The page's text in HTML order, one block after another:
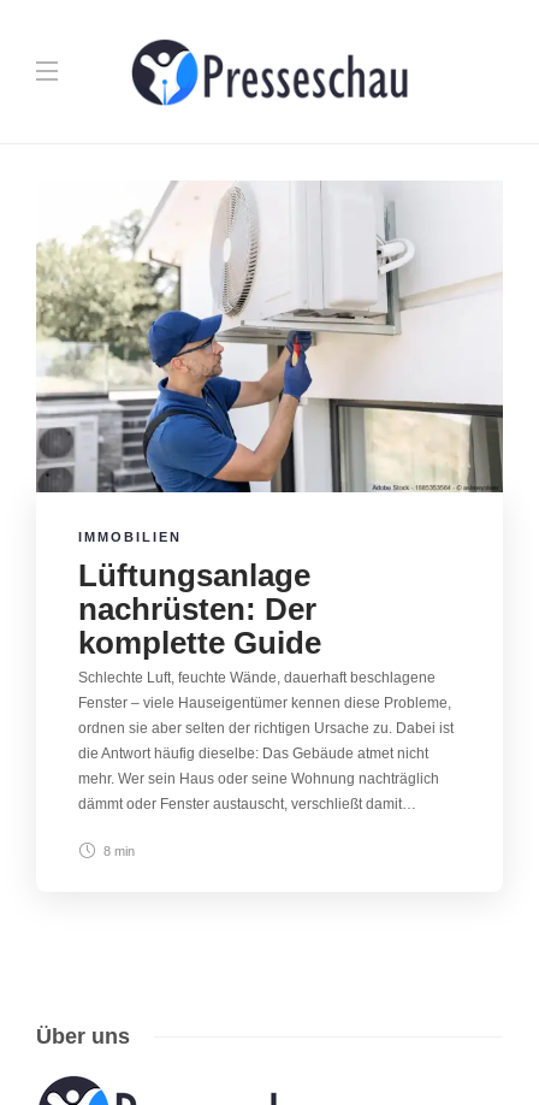
IMMOBILIEN
Lüftungsanlage
nachrüsten: Der
komplette Guide
Schlechte Luft, feuchte Wände, dauerhaft beschlagene
Fenster – viele Hauseigentümer kennen diese Probleme,
ordnen sie aber selten der richtigen Ursache zu. Dabei ist
die Antwort häufig dieselbe: Das Gebäude atmet nicht
mehr. Wer sein Haus oder seine Wohnung nachträglich
dämmt oder Fenster austauscht, verschließt damit…
8 min
Über uns